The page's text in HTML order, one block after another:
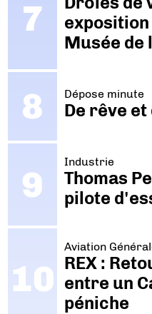
Musée de
Dépose minute
De rêve et
Industrie
Thomas
pilote
Aviation
REX :
entre un
péniche